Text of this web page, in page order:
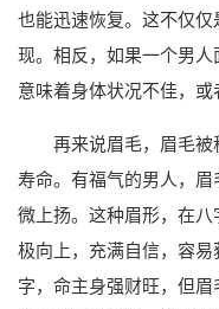
也能迅速恢复。这不仅
现。相反，如果一个男
意味着身体状况不佳，或
再来说眉毛，眉毛被
寿命。有福气的男人，
微上扬。这种眉形，在八
极向上，充满自信，容
字，命主身强财旺，但